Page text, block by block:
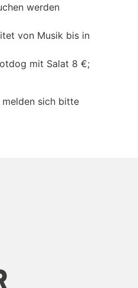
werden
von Musik bis in
mit Salat 8 €;
sich bitte